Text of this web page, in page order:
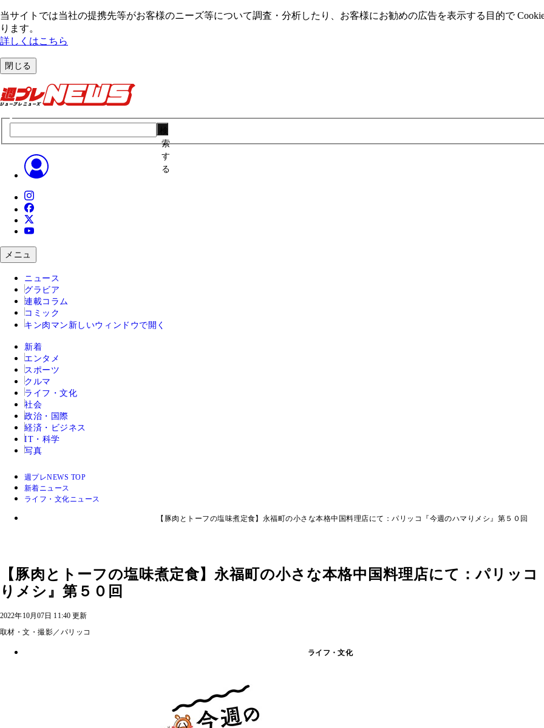
当サイトでは当社の提携先等がお客様のニーズ等について調査・分析したり、お客様にお勧めの広告を表⽰する⽬的で
ります。
詳しくはこちら
閉じる
索
す
る
メニュ
ニュース
グラビア
連載コラム
コミック
キン肉マン 新しいウィンドウで開く
新着
エンタメ
スポーツ
クルマ
ライフ・文化
社会
政治・国際
経済・ビジネス
IT・科学
写真
週プレNEWS TOP
新着ニュース
ライフ・文化ニュース
【豚肉とトーフの塩味煮定食】永福町の小さな本格中国料理店にて：パリッコ『今週のハマりメシ』第５０回
【豚肉とトーフの塩味煮定食】永福町の小さな本格中国料理店にて：パリッコ
りメシ』第５０回
2022年10月07日 11:40 更新
取材・文・撮影／パリッコ
ライフ・文化